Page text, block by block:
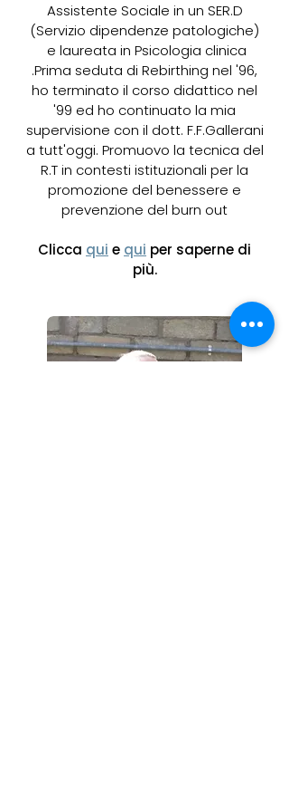
Assistente Sociale in un SER.D
(Servizio dipendenze patologiche)
e laureata in Psicologia clinica
.Prima seduta di Rebirthing nel '96,
ho terminato il corso didattico nel
'99 ed ho continuato la mia
supervisione con il dott. F.F.Gallerani
a tutt'oggi. Promuovo la tecnica del
R.T in contesti istituzionali per la
promozione del benessere e
prevenzione del burn out
Clicca qui e qui per saperne di
più.